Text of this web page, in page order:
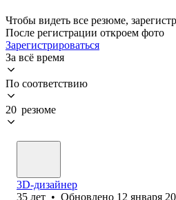
Чтобы видеть все резюме,
После регистрации откроем фото
Зарегистрироваться
За всё время
По соответствию
20 резюме
3D-дизайнер
35 лет • Обновлено 12 января